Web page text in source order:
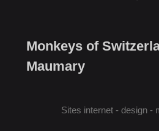
Monkeys of
Maumary
Sites internet - design -